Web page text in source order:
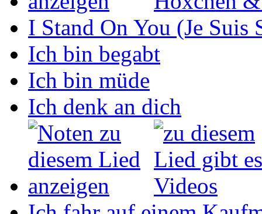
I Stand On You (Je Suis
Ich bin begabt
Ich bin müde
Ich denk an dich